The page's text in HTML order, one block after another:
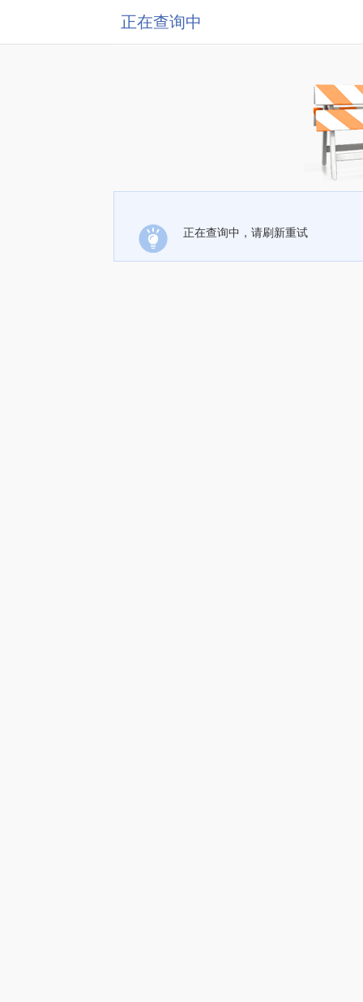
正在查询中
正在查询中，请刷新重试